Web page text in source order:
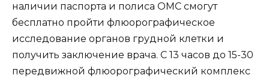
наличии паспорта и полиса ОМС смогут
бесплатно пройти флюорографическое
исследование органов грудной клетки и
получить заключение врача. С 13 часов до 15-30
передвижной флюорографический комплекс